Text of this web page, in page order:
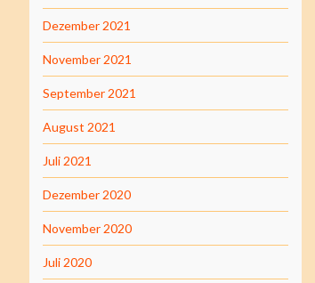
Dezember 2021
November 2021
September 2021
August 2021
Juli 2021
Dezember 2020
November 2020
Juli 2020